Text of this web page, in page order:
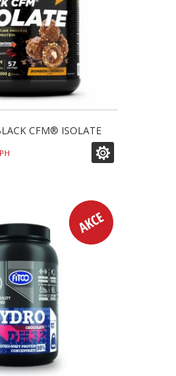
CFM® ISOLATE